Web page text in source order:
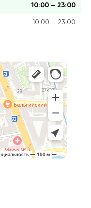
10:00 – 23:00
10:00 – 23:00